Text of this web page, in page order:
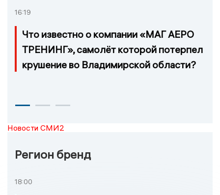
16:19
Что известно о компании «МАГ АЕРО
ТРЕНИНГ», самолёт которой потерпел
крушение во Владимирской области?
Новости СМИ2
Регион бренд
18:00